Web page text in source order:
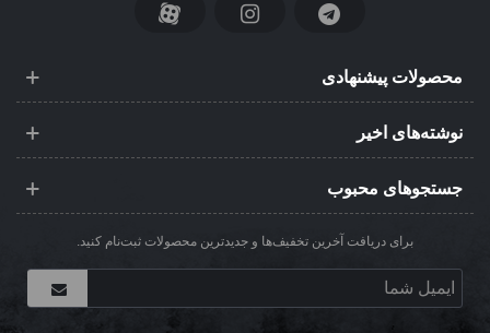
محصولات پیشنهادی
نوشته‌های اخیر
جستجوهای محبوب
برای دریافت آخرین تخفیف‌ها و جدیدترین محصولات ثبت‌نام کنید.